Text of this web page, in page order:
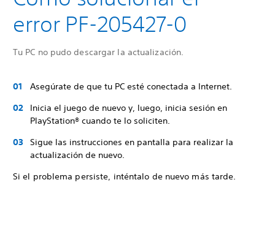
error PF-205427-0
Tu PC no pudo descargar la actualización.
Asegúrate de que tu PC esté conectada a Internet.
Inicia el juego de nuevo y, luego, inicia sesión en
PlayStation® cuando te lo soliciten.
Sigue las instrucciones en pantalla para realizar la
actualización de nuevo.
Si el problema persiste, inténtalo de nuevo más tarde.